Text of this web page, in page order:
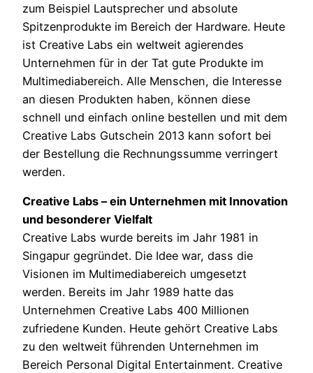
zum Beispiel Lautsprecher und absolute
Spitzenprodukte im Bereich der Hardware. Heute
ist Creative Labs ein weltweit agierendes
Unternehmen für in der Tat gute Produkte im
Multimediabereich. Alle Menschen, die Interesse
an diesen Produkten haben, können diese
schnell und einfach online bestellen und mit dem
Creative Labs Gutschein 2013 kann sofort bei
der Bestellung die Rechnungssumme verringert
werden.
Creative Labs – ein Unternehmen mit Innovation
und besonderer Vielfalt
Creative Labs wurde bereits im Jahr 1981 in
Singapur gegründet. Die Idee war, dass die
Visionen im Multimediabereich umgesetzt
werden. Bereits im Jahr 1989 hatte das
Unternehmen Creative Labs 400 Millionen
zufriedene Kunden. Heute gehört Creative Labs
zu den weltweit führenden Unternehmen im
Bereich Personal Digital Entertainment. Creative